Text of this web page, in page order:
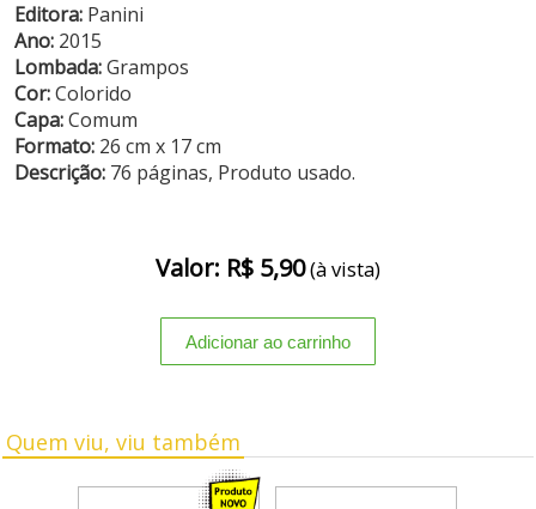
Editora: Panini
Ano: 2015
Lombada:Grampos
Cor:Colorido
Capa:Comum
Formato: 26 cm x 17 cm
Descrição: 76 páginas, Produto usado.
Valor: R$ 5,90(à vista)
Quem viu, viu também